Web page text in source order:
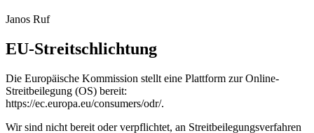
Janos Ruf
EU-Streitschlichtung
Die Europäische Kommission stellt eine Plattform zur Online-
Streitbeilegung (OS) bereit:
https://ec.europa.eu/consumers/odr/.
Wir sind nicht bereit oder verpflichtet, an Streitbeilegungsverfahren